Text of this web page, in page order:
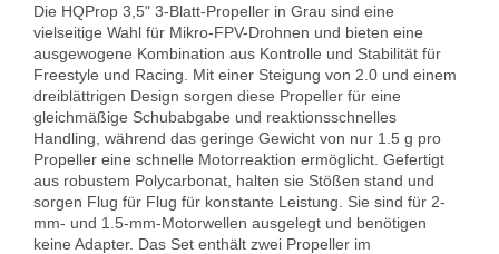
Die HQProp 3,5" 3-Blatt-Propeller in Grau sind eine
vielseitige Wahl für Mikro-FPV-Drohnen und bieten eine
ausgewogene Kombination aus Kontrolle und Stabilität für
Freestyle und Racing. Mit einer Steigung von 2.0 und einem
dreiblättrigen Design sorgen diese Propeller für eine
gleichmäßige Schubabgabe und reaktionsschnelles
Handling, während das geringe Gewicht von nur 1.5 g pro
Propeller eine schnelle Motorreaktion ermöglicht. Gefertigt
aus robustem Polycarbonat, halten sie Stößen stand und
sorgen Flug für Flug für konstante Leistung. Sie sind für 2-
mm- und 1.5-mm-Motorwellen ausgelegt und benötigen
keine Adapter. Das Set enthält zwei Propeller im